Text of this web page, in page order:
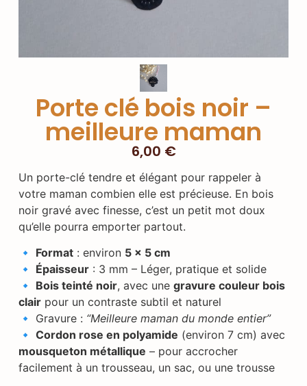
Porte clé bois noir –
meilleure maman
6,00 €
Un porte-clé tendre et élégant pour rappeler à
votre maman combien elle est précieuse. En bois
noir gravé avec finesse, c’est un petit mot doux
qu’elle pourra emporter partout.
🔹 Format: environ 5 x 5 cm
🔹 Épaisseur: 3 mm – Léger, pratique et solide
🔹 Bois teinté noir, avec une gravure couleur bois
clairpour un contraste subtil et naturel
🔹 Gravure : “Meilleure maman du monde entier”
🔹 Cordon rose en polyamide (environ 7 cm) avec
mousqueton métallique – pour accrocher
facilement à un trousseau, un sac, ou une trousse